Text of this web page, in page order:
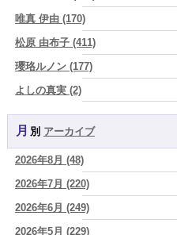
(プラタ 真寿)
『頑張って好かれる』を やめてみ
ジ。 (プラタ 真寿)
2026/08/07
2026年8月8日 甲寅――自分の軸を
ぐり)
2026/08/07
新しいことに触れると、自分の中
る楽しさ (美月マーシャ)
2026/08/07
2026年8月7日 癸丑 自分を消さず
2026/08/07
唯真 伊由 (170)
松原 由布子 (411)
瓔珞ルノン (177)
よしの真実 (2)
YOSHIKI (58)
よみ (39)
一之森 陽柑 (26)
椰奈空 (64)
ワカリミ (1)
月別 アーカイブ
2026年8月 (48)
2026年7月 (220)
2026年6月 (249)
2026年5月 (229)